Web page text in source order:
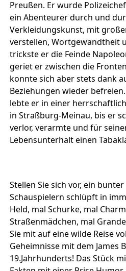
Preußen. Er wurde
ein Abenteurer durch und
Verkleidungskunst, mit
verstellen, Wortgewandtheit
trickste er die Feinde
geriet er zwischen die
konnte sich aber stets dank
Beziehungen wieder
lebte er in einer
in Straßburg-Meinau, bis er
verlor, verarmte und für
Lebensunterhalt einen
Stellen Sie sich vor, ein
Schauspielern schlüpft in
Held, mal Schurke, mal
Straßenmädchen, mal
Sie mit auf eine wilde Reise
Geheimnisse mit dem James
19.Jahrhunderts! Das Stück